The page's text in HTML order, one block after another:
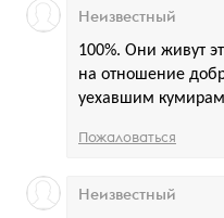
100%. Они живут
на отношение
уехавшим
Неизвестный
Пожаловаться
Неизвестный